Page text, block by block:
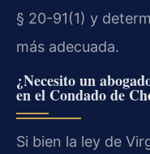
§ 20-91(1) y
más adecuada.
¿Necesito un
en el Condado de
Si bien la ley de